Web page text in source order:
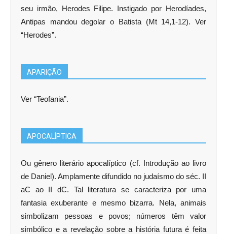
seu irmão, Herodes Filipe. Instigado por Herodíades,
Antipas mandou degolar o Batista (Mt 14,1-12). Ver
“Herodes”.
APARIÇÃO
Ver “Teofania”.
APOCALÍPTICA
Ou gênero literário apocalíptico (cf. Introdução ao livro
de Daniel). Amplamente difundido no judaísmo do séc. II
aC ao II dC. Tal literatura se caracteriza por uma
fantasia exuberante e mesmo bizarra. Nela, animais
simbolizam pessoas e povos; números têm valor
simbólico e a revelação sobre a história futura é feita